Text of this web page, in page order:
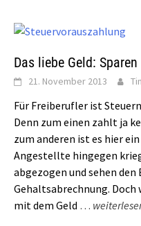
Das liebe Geld:
21. November 2013
Für Freiberufler ist
Denn zum einen zahlt ja
zum anderen ist es hier
Angestellte hingegen
abgezogen und sehen
Gehaltsabrechnung.
mit dem Geld …